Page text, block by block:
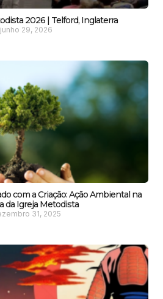
2026 | Telford, Inglaterra
junho 29, 2026
com a Criação: Ação Ambiental na
da Igreja Metodista
31, 2025